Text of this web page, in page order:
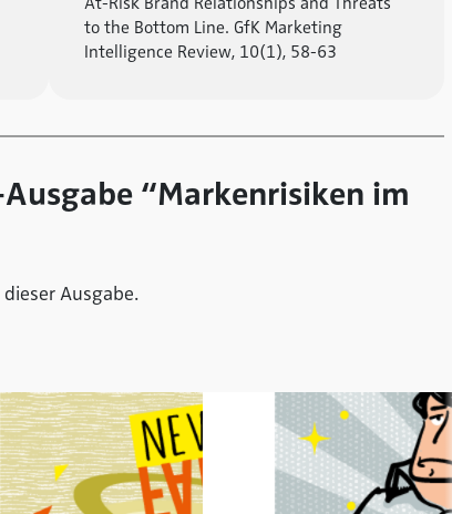
to the Bottom Line. GfK Marketing
Intelligence Review, 10(1), 58-63
“Markenrisiken im
Ausgabe.